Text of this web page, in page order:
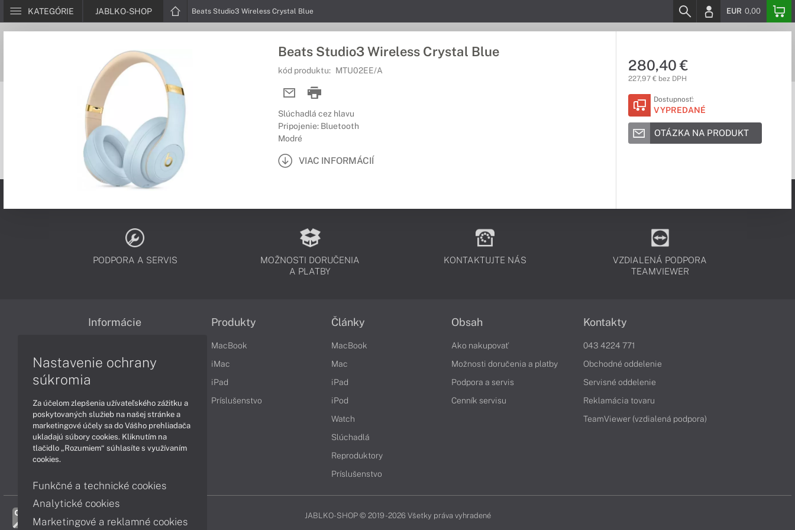
KATEGÓRIE JABLKO-SHOP Beats Studio3 Wireless Crystal Blue EUR 0,00
Beats Studio3 Wireless Crystal Blue
kód produktu: MTU02EE/A
Slúchadlá cez hlavu
Pripojenie: Bluetooth
Modré
VIAC INFORMÁCIÍ
280,40 €
227,97 € bez DPH
Dostupnosť:
VYPREDANÉ
OTÁZKA NA PRODUKT
PODPORA A SERVIS
MOŽNOSTI DORUČENIA
A PLATBY
KONTAKTUJTE NÁS
VZDIALENÁ PODPORA
TEAMVIEWER
Informácie
Reklamačné podmienky
Ochrana osobných údajov
Vrátenie tovaru
Vyhlásenie o prístupnosti
Cookies
Produkty
MacBook
iMac
iPad
Príslušenstvo
Články
MacBook
Mac
iPad
iPod
Watch
Slúchadlá
Reproduktory
Príslušenstvo
Obsah
Ako nakupovať
Možnosti doručenia a platby
Podpora a servis
Cenník servisu
Kontakty
043 4224 771
Obchodné oddelenie
Servisné oddelenie
Reklamácia tovaru
TeamViewer (vzdialená podpora)
JABLKO-SHOP © 2019 - 2026 Všetky práva vyhradené
Nastavenie ochrany
súkromia
Za účelom zlepšenia užívateľského zážitku a
poskytovaných služieb na našej stránke a
marketingové účely sa do Vášho prehliadača
ukladajú súbory cookies. Kliknutím na
tlačidlo „Rozumiem“ súhlasíte s využívaním
cookies.
Funkčné a technické cookies
Analytické cookies
Marketingové a reklamné cookies